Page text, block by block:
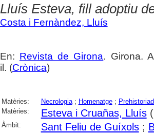
Lluís Esteva, fill adoptiu
Costa i Fernàndez, Lluís
En: Revista de Girona. Girona.
il. (Crònica)
Matèries: Necrologia; Homenatge;
Matèries:
Esteva i Cruañas, Lluís
Àmbit: Sant Feliu de Guíxols;